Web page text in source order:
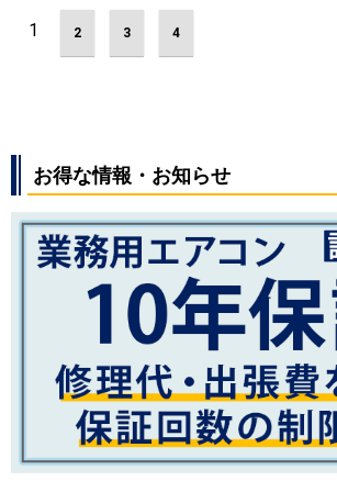
1 2 3 4
お得な情報・お知らせ